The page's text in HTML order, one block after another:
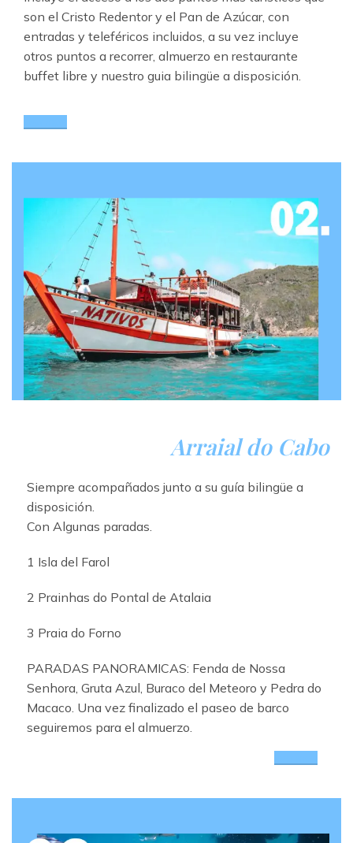
son el Cristo Redentor y el Pan de Azúcar, con
entradas y teleféricos incluidos, a su vez incluye
otros puntos a recorrer, almuerzo en restaurante
buffet libre y nuestro guia bilingüe a disposición.
Arraial do Cabo
Siempre acompañados junto a su guía bilingüe a
disposición.
Con Algunas paradas.
1 Isla del Farol
2 Prainhas do Pontal de Atalaia
3 Praia do Forno
PARADAS PANORAMICAS: Fenda de Nossa
Senhora, Gruta Azul, Buraco del Meteoro y Pedra do
Macaco. Una vez finalizado el paseo de barco
seguiremos para el almuerzo.